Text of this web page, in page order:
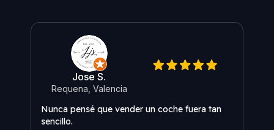
Jose S.
Requena, Valencia
Nunca pensé que vender un coche fuera tan
sencillo.